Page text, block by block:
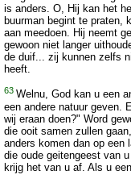
is anders. O, Hij kan het
buurman begint te praten,
aan meedoen. Hij neemt
gewoon niet langer
de duif... zij kunnen zelfs
heeft.
63 Welnu, God kan u een
een andere natuur geven.
wij eraan doen?" Word
die ooit samen zullen
anders komen dan op een
die oude geitengeest van
krijg het van u af. Als u